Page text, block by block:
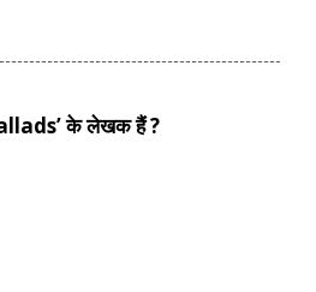
के लेखक हैं ?